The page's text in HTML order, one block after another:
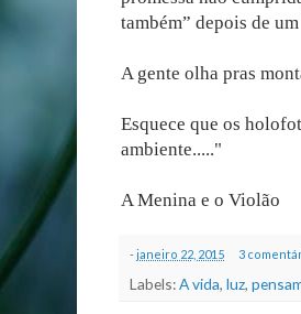
também” depois de
A gente olha pras
Esquece que os
ambiente....."
A Menina e o Violão
-janeiro 22, 2015 3
Labels:A vida, luz,